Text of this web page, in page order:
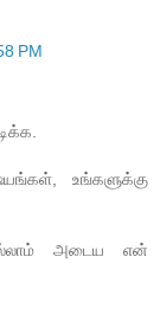
PM
உங்களுக்கு
அடைய என்